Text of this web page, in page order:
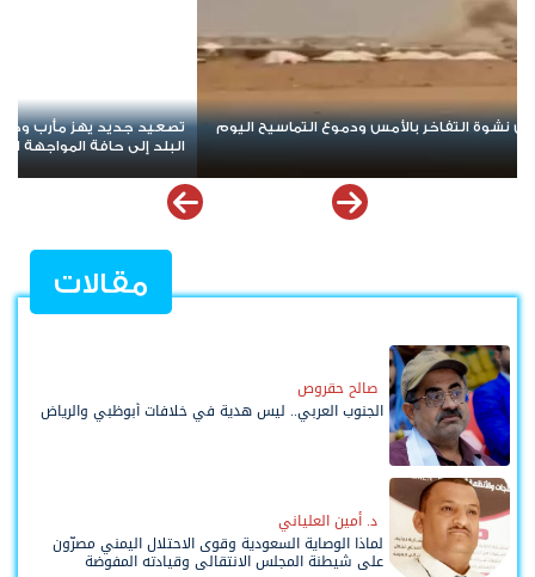
مأرب وحضرموت.. الهجوم الحوثي يخلط الأوراق ويعيد
مسيرة حاشدة في
الشعبي السلمي
مقالات
صالح حقروص
الجنوب العربي.. ليس هدية في خلافات أبوظبي والرياض
د. أمين العلياني
لماذا الوصاية السعودية وقوى الاحتلال اليمني مصرّون
على شيطنة المجلس الانتقالي وقيادته المفوضة